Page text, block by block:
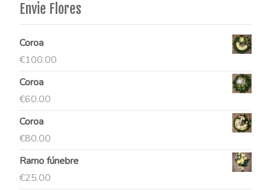
Envie Flores
Coroa
€100.00
Coroa
€60.00
Coroa
€80.00
Ramo fúnebre
€25.00